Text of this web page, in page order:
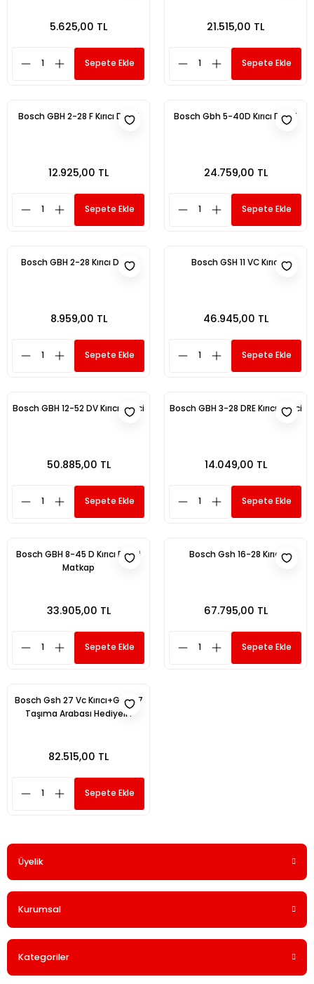
5.625,00 TL
Sepete Ekle
21.515,00 TL
Sepete Ekle
Bosch GBH 2-28 F Kırıcı Delici
12.925,00 TL
Sepete Ekle
Bosch Gbh 5-40D Kırıcı Delici
24.759,00 TL
Sepete Ekle
Bosch GBH 2-28 Kırıcı Delici
8.959,00 TL
Sepete Ekle
Bosch GSH 11 VC Kırıcı
46.945,00 TL
Sepete Ekle
Bosch GBH 12-52 DV Kırıcı Delici
50.885,00 TL
Sepete Ekle
Bosch GBH 3-28 DRE Kırıcı Delici
14.049,00 TL
Sepete Ekle
Bosch GBH 8-45 D Kırıcı Delici
Matkap
33.905,00 TL
Sepete Ekle
Bosch Gsh 16-28 Kırıcı
67.795,00 TL
Sepete Ekle
Bosch Gsh 27 Vc Kırıcı+Gsh 27
Taşıma Arabası Hediyeli !
82.515,00 TL
Sepete Ekle
Üyelik
Kurumsal
Kategoriler